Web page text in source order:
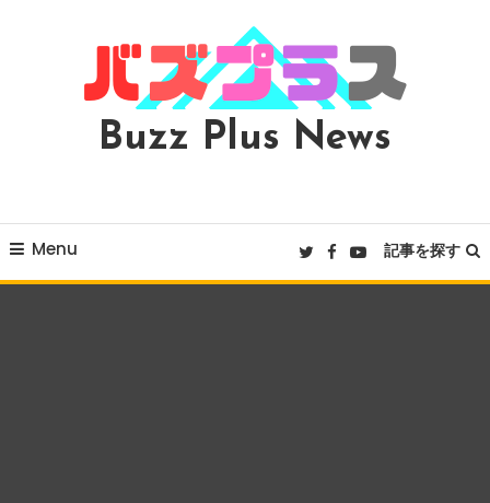
Buzz Plus News
Menu 記事を探す